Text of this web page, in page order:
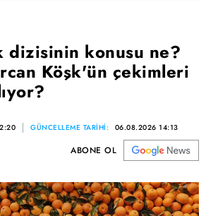
dizisinin konusu ne?
Köşk'ün çekimleri
GÜNCELLEME TARİHİ: 06.08.2026 14:13
ABONE OL